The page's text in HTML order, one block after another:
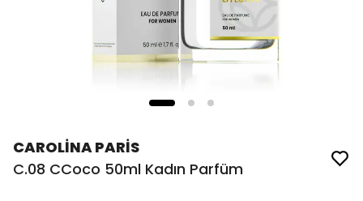
CAROLİNA PARİS
C.08 CCoco 50ml Kadın Parfüm